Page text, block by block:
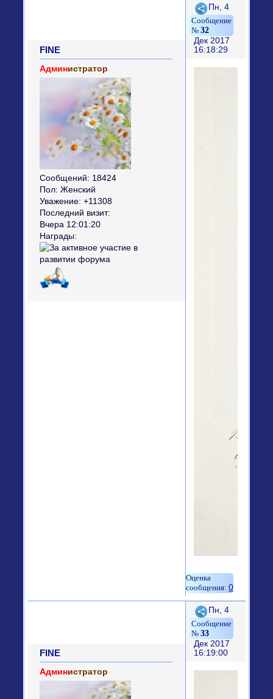
Поделиться
32
Пн, 4
Дек 2017
16:18:29
FINE
Администратор
Сообщений: 18424
Пол: Женский
Уважение: +11308
Последний визит:
Вчера 12:01:20
Награды:
0
Поделиться
33
Пн, 4
Дек 2017
16:19:00
FINE
Администратор